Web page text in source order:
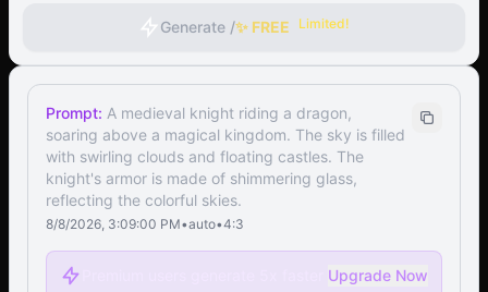
Generate /✨ FREE Limited!
Prompt: A medieval knight riding a dragon,
soaring above a magical kingdom. The sky is filled
with swirling clouds and floating castles. The
knight's armor is made of shimmering glass,
reflecting the colorful skies.
8/8/2026, 3:09:00 PM•auto•4:3
Upgrade Now